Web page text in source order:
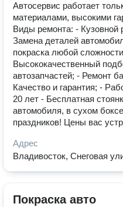
Автосервис работает
материалами, высокими
Виды ремонта: - Кузовной
Замена деталей
покраска любой
Высококачественный
автозапчастей; - Ремонт
Качество и гарантия; -
20 лет - Бесплатная
автомобиля, в сухом
праздников! Цены вас
Адрес
Владивосток, Снеговая
Покраска авто